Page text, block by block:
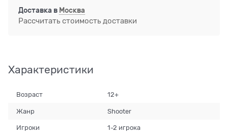
Доставка в Москва
Рассчитать стоимость доставки
Характеристики
Возраст 12+
Жанр Shooter
Игроки 1-2 игрока